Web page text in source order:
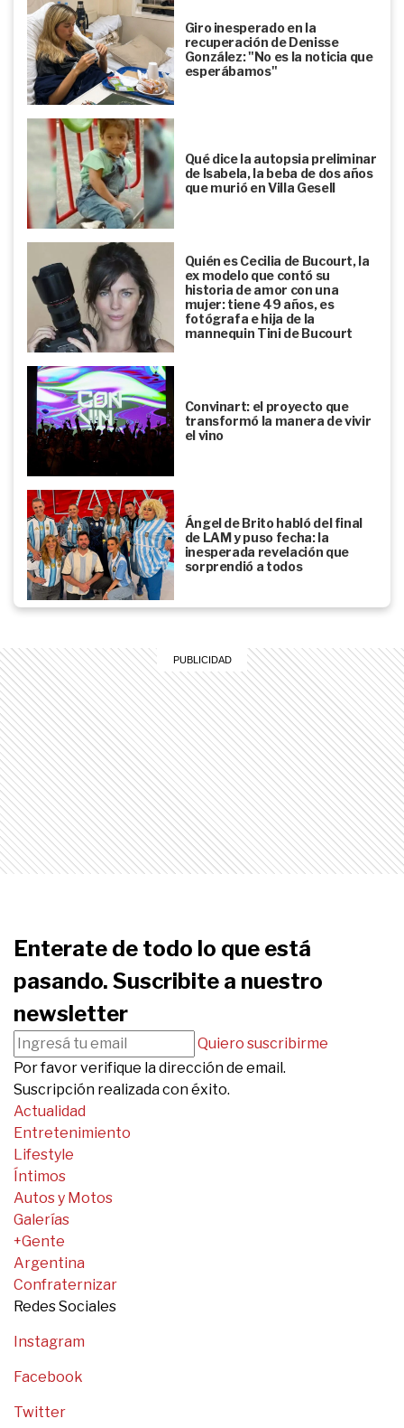
Giro inesperado en la
recuperación de Denisse
González: "No es la noticia que
esperábamos"
Qué dice la autopsia preliminar
de Isabela, la beba de dos años
que murió en Villa Gesell
Quién es Cecilia de Bucourt, la
ex modelo que contó su
historia de amor con una
mujer: tiene 49 años, es
fotógrafa e hija de la
mannequin Tini de Bucourt
Convinart: el proyecto que
transformó la manera de vivir
el vino
Ángel de Brito habló del final
de LAM y puso fecha: la
inesperada revelación que
sorprendió a todos
Enterate de todo lo que está
pasando. Suscribite a nuestro
newsletter
Quiero suscribirme
Por favor verifique la dirección de email.
Suscripción realizada con éxito.
Actualidad
Entretenimiento
Lifestyle
Íntimos
Autos y Motos
Galerías
+Gente
Argentina
Confraternizar
Redes Sociales
Instagram
Facebook
Twitter